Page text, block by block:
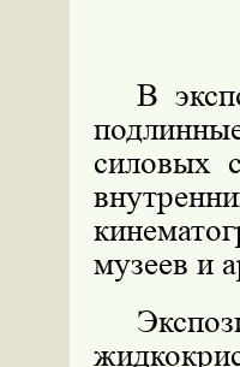
В
силовых
музеев и